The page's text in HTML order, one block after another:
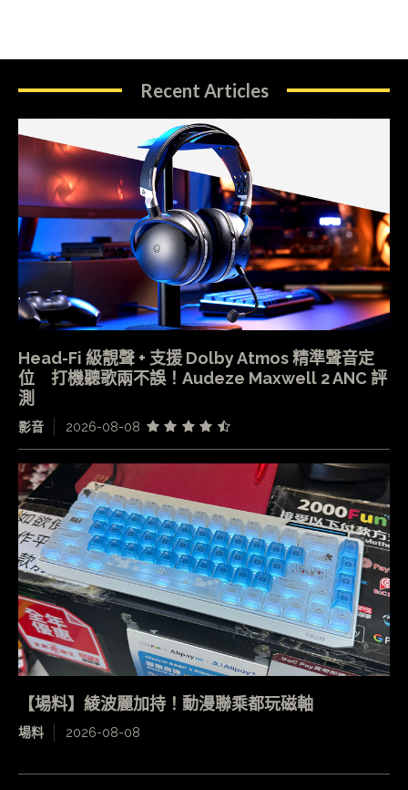
Recent Articles
Head-Fi 級靚聲 + 支援 Dolby Atmos 精準聲音定
位 打機聽歌兩不誤！Audeze Maxwell 2 ANC 評
測
影音 2026-08-08
【場料】綾波麗加持！動漫聯乘都玩磁軸
場料 2026-08-08